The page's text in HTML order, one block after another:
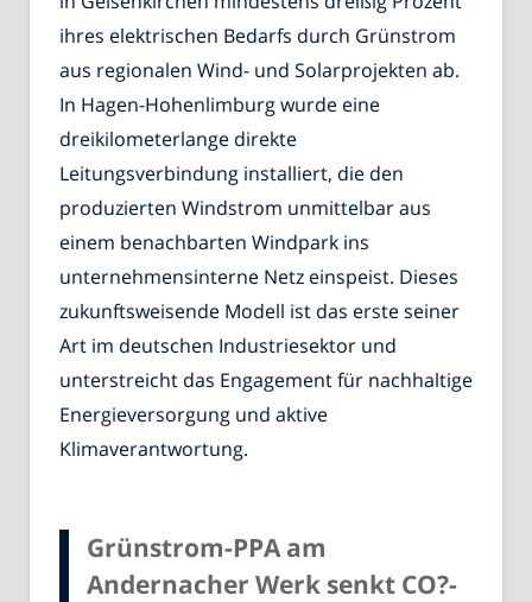
ihres elektrischen Bedarfs durch Grünstrom
aus regionalen Wind- und Solarprojekten ab.
In Hagen-Hohenlimburg wurde eine
dreikilometerlange direkte
Leitungsverbindung installiert, die den
produzierten Windstrom unmittelbar aus
einem benachbarten Windpark ins
unternehmensinterne Netz einspeist. Dieses
zukunftsweisende Modell ist das erste seiner
Art im deutschen Industriesektor und
unterstreicht das Engagement für nachhaltige
Energieversorgung und aktive
Klimaverantwortung.
Grünstrom-PPA am
Andernacher Werk senkt CO?-